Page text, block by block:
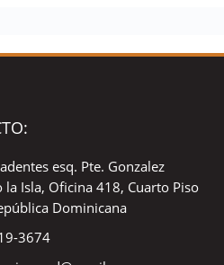
esq. Pte. Gonzalez
la Isla, Oficina 418, Cuarto Piso
Dominicana
3674